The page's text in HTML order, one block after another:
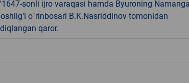
sonli ijro varaqasi hamda Byuroning
o`rinbosari B.K.Nasriddinov tomonidan
qaror.